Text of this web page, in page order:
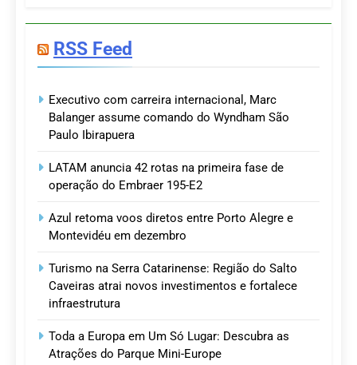
RSS Feed
Executivo com carreira internacional, Marc
Balanger assume comando do Wyndham São
Paulo Ibirapuera
LATAM anuncia 42 rotas na primeira fase de
operação do Embraer 195-E2
Azul retoma voos diretos entre Porto Alegre e
Montevidéu em dezembro
Turismo na Serra Catarinense: Região do Salto
Caveiras atrai novos investimentos e fortalece
infraestrutura
Toda a Europa em Um Só Lugar: Descubra as
Atrações do Parque Mini-Europe